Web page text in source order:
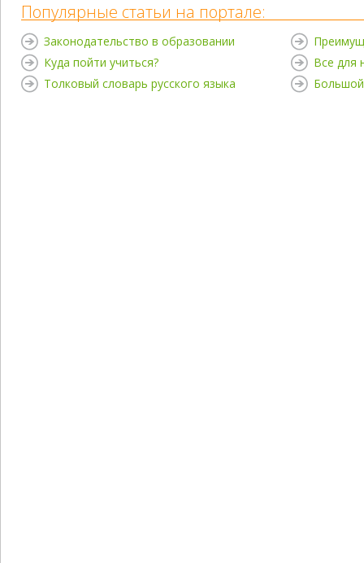
Популярные статьи на портале:
Законодательство в образовании
Куда пойти учиться?
Толковый словарь русского языка
Все для
Большой